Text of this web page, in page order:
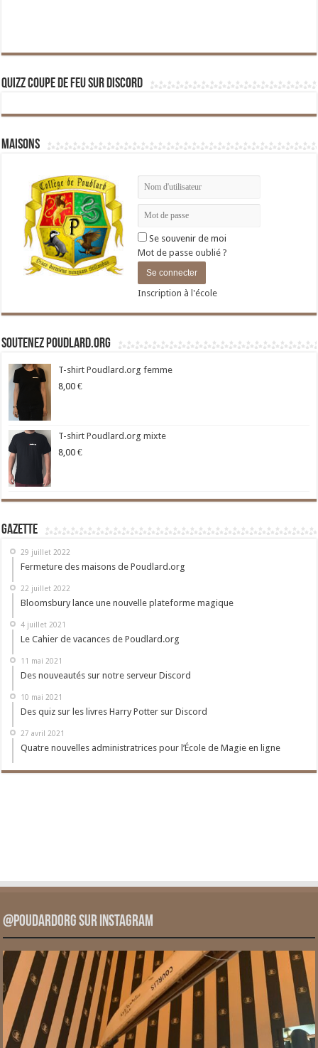
Quizz Coupe de Feu sur Discord
Maisons
Se souvenir de moi
Mot de passe oublié ?
Inscription à l'école
Soutenez Poudlard.org
T-shirt Poudlard.org femme
8,00 €
T-shirt Poudlard.org mixte
8,00 €
Gazette
29 juillet 2022
Fermeture des maisons de Poudlard.org
22 juillet 2022
Bloomsbury lance une nouvelle plateforme magique
4 juillet 2021
Le Cahier de vacances de Poudlard.org
11 mai 2021
Des nouveautés sur notre serveur Discord
10 mai 2021
Des quiz sur les livres Harry Potter sur Discord
27 avril 2021
Quatre nouvelles administratrices pour l’École de Magie en ligne
@PoudardOrg sur Instagram